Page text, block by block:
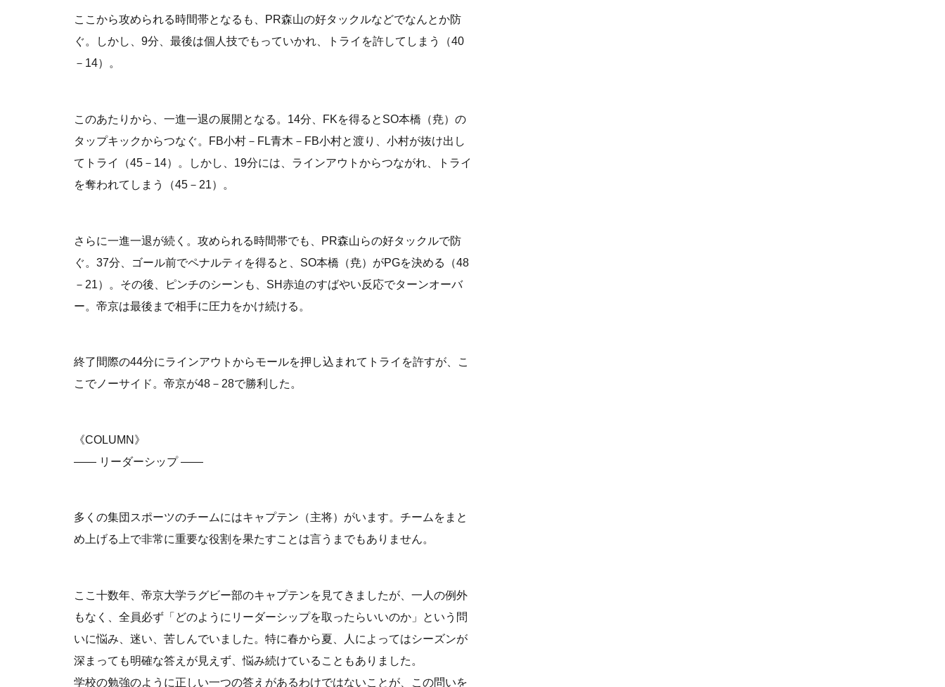
ここから攻められる時間帯となるも、PR森山の好タックルなどでなんとか防
ぐ。しかし、9分、最後は個人技でもっていかれ、トライを許してしまう（40
－14）。
このあたりから、一進一退の展開となる。14分、FKを得るとSO本橋（尭）の
タップキックからつなぐ。FB小村－FL青木－FB小村と渡り、小村が抜け出し
てトライ（45－14）。しかし、19分には、ラインアウトからつながれ、トライ
を奪われてしまう（45－21）。
さらに一進一退が続く。攻められる時間帯でも、PR森山らの好タックルで防
ぐ。37分、ゴール前でペナルティを得ると、SO本橋（尭）がPGを決める（48
－21）。その後、ピンチのシーンも、SH赤迫のすばやい反応でターンオーバ
ー。帝京は最後まで相手に圧力をかけ続ける。
終了間際の44分にラインアウトからモールを押し込まれてトライを許すが、こ
こでノーサイド。帝京が48－28で勝利した。
《COLUMN》
―― リーダーシップ ――
多くの集団スポーツのチームにはキャプテン（主将）がいます。チームをまと
め上げる上で非常に重要な役割を果たすことは言うまでもありません。
ここ十数年、帝京大学ラグビー部のキャプテンを見てきましたが、一人の例外
もなく、全員必ず「どのようにリーダーシップを取ったらいいのか」という問
いに悩み、迷い、苦しんでいました。特に春から夏、人によってはシーズンが
深まっても明確な答えが見えず、悩み続けていることもありました。
学校の勉強のように正しい一つの答えがあるわけではないことが、この問いを